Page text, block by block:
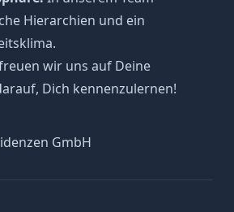
Hierarchien und ein
wir uns auf Deine
Dich kennenzulernen!
GmbH